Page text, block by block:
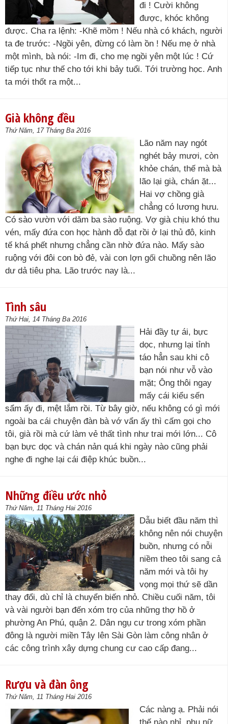
đi ! Cười không
được, khóc không
được. Cha ra lệnh: -Khẽ mồm ! Nếu nhà có khách, người
ta đe trước: -Ngồi yên, đừng có làm ồn ! Nếu mẹ ở nhà
một mình, bà nói: -Im đi, cho mẹ ngồi yên một lúc ! Cứ
tiếp tục như thế cho tới khi bảy tuổi. Tới trường học. Anh
ta mới thốt ra một...
Già không đều
Thứ Năm, 17 Tháng Ba 2016
Lão năm nay ngót
nghét bảy mươi, còn
khỏe chán, thế mà bà
lão lại già, chán ặt...
Hai vợ chồng già
chẳng có lương hưu.
Có sào vườn với dăm ba sào ruộng. Vợ già chịu khó thu
vén, mấy đứa con học hành đỗ đạt rồi ở lại thủ đô, kinh
tế khá phết nhưng chẳng cần nhờ đứa nào. Mấy sào
ruộng với đôi con bò đẻ, vài con lợn gối chuồng nên lão
dư dả tiêu pha. Lão trước nay là...
Tình sâu
Thứ Hai, 14 Tháng Ba 2016
Hải đầy tự ái, bực
dọc, nhưng lại tỉnh
táo hẳn sau khi cô
bạn nói như vỗ vào
mặt; Ông thôi ngay
mấy cái kiểu sến
sẩm ấy đi, mệt lắm rồi. Từ bây giờ, nếu không có gì mới
ngoài ba cái chuyện đàn bà vớ vẩn ấy thì cấm gọi cho
tôi, già rồi mà cứ làm vẻ thất tình như trai mới lớn... Cô
bạn bực dọc và chán nản quá khi ngày nào cũng phải
nghe đi nghe lại cái điệp khúc buồn...
Những điều ước nhỏ
Thứ Năm, 11 Tháng Hai 2016
Dẫu biết đầu năm thì
không nên nói chuyện
buồn, nhưng có nỗi
niềm theo tôi sang cả
năm mới và tôi hy
vọng mọi thứ sẽ dần
thay đổi, dù chỉ là chuyển biến nhỏ. Chiều cuối năm, tôi
và vài người bạn đến xóm trọ của những thợ hồ ở
phường An Phú, quận 2. Dân ngụ cư trong xóm phần
đông là người miền Tây lên Sài Gòn làm công nhân ở
các công trình xây dựng chung cư cao cấp đang...
Rượu và đàn ông
Thứ Năm, 11 Tháng Hai 2016
Các nàng ạ. Phải nói